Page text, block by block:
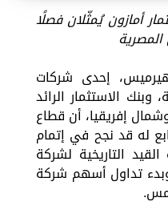
أمازون يُمثّلان فصلًا
إحدى شركات
الاستثمار الرائد
إفريقيا، أن قطاع
له قد نجح في إتمام
التاريخية لشركة
تداول أسهم شركة